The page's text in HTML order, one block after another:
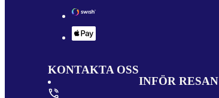
KONTAKTA OSS
INFÖR RESAN